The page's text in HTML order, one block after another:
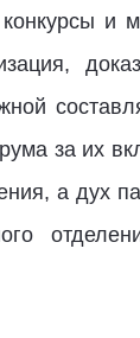
и
за их
а дух